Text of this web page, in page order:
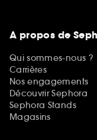
A propos de
Qui sommes-nous ?
Carrières
Nos engagements
Découvrir Sephora
Sephora Stands
Magasins